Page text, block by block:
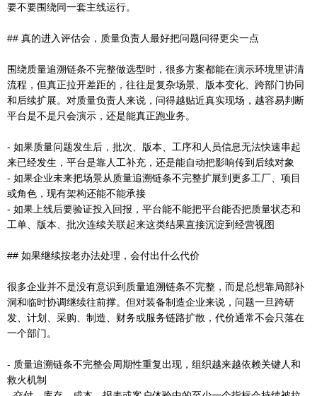
要不要围绕同一套主线运行。
## 真的进入评估会，质量负责人最好把问题问得更尖一点
围绕质量追溯链条不完整做选型时，很多方案都能在演示环境里讲清
流程，但真正拉开差距的，往往是复杂场景、版本变化、跨部门协同
和后续扩展。对质量负责人来说，问得越贴近真实现场，越容易判断
平台是不是只会演示，还是能真正跑业务。
- 如果质量问题发生后，批次、版本、工序和人员信息无法快速串起
来已经发生，平台是靠人工补充，还是能自动把影响传到后续对象
- 如果企业未来把场景从质量追溯链条不完整扩展到更多工厂、项目
或角色，现有架构还能不能承接
- 如果上线后要验证投入回报，平台能不能把平台能否把质量状态和
工单、版本、批次连续关联起来这类结果直接沉淀到经营视图
## 如果继续按老办法处理，会付出什么代价
很多企业并不是没有意识到质量追溯链条不完整，而是总想靠局部补
洞和临时协调继续往前撑。但对装备制造企业来说，问题一旦跨研
发、计划、采购、制造、财务或服务链路扩散，代价通常不会只落在
一个部门。
- 质量追溯链条不完整会周期性重复出现，组织越来越依赖关键人和
救火机制